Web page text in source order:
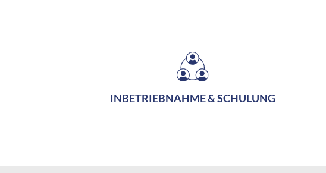
INBETRIEBNAHME & SCHULUNG